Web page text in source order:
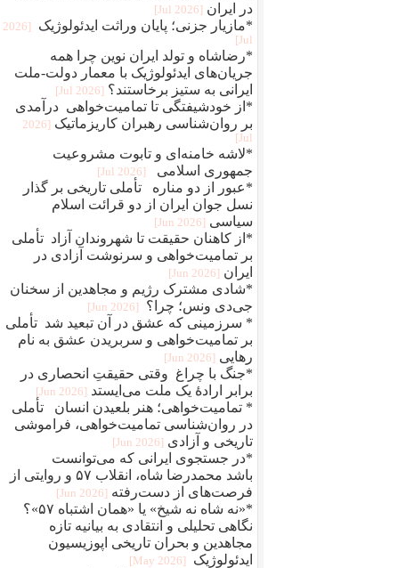
در ایران [2026 Jul]
*مازیار جزنی؛ پایان وراثت ایدئولوژیک
[2026
Jul]
*رضاشاه و تولد ایران نوین چرا همه
جریان‌های ایدئولوژیک با معمار دولت-ملت
ایرانی به ستیز برخاستند؟ [2026 Jul]
*از خودشیفتگی تا تمامیت‌خواهی درآمدی
بر روان‌شناسی رهبران کاریزماتیک
[2026
Jul]
*لاشه خامنه‌ای و تابوت مشروعیت
جمهوری اسلامی
[2026 Jul]
*عبور از دو مناره تأملی تاریخی بر گذار
نسل جوان ایران از دو قرائت اسلام
سیاسی [2026 Jun]
*از کاهنان حقیقت تا شهروندان آزاد تأملی
بر تمامیت‌خواهی و سرنوشت آزادی در
ایران [2026 Jun]
*شادی مشترک رژیم و مجاهدین از سخنان
جی‌دی ونس؛ چرا؟
[2026 Jun]
* سرزمینی که عشق در آن تبعید شد تأملی
بر تمامیت‌خواهی و سربریدن عشق به نام
رهایی [2026 Jun]
*جنگ با چراغ وقتی حقیقتِ انحصاری در
برابر ارادهٔ یک ملت می‌ایستد [2026 Jun]
* تمامیت‌خواهی؛ هنر بلعیدن انسان تأملی
در روان‌شناسی تمامیت‌خواهی، فراموشی
تاریخی و آزادی [2026 Jun]
*در جستجوی ایرانی که می‌توانست
باشد محمدرضا شاه، انقلاب ۵۷ و روایتی از
فرصت‌های از دست‌رفته [2026 Jun]
*«نه شاه نه شیخ» یا «همان اشتباه ۵۷»؟
نگاهی تحلیلی و انتقادی به بیانیه تازه
مجاهدین و بحران تاریخی اپوزیسیون
ایدئولوژیک
[2026 May]